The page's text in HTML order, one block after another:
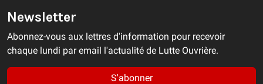
Newsletter
Abonnez-vous aux lettres d'information pour recevoir
chaque lundi par email l'actualité de Lutte Ouvrière.
S'abonner